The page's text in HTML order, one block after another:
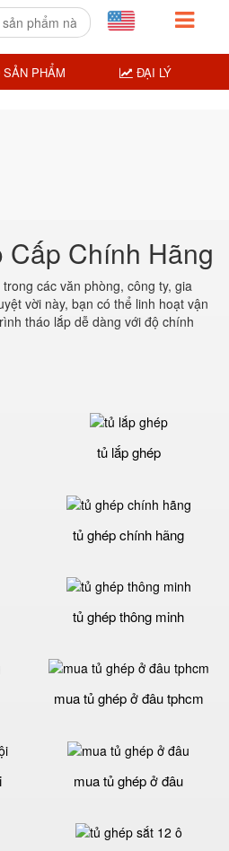
Cấp Chính Hãng
các văn phòng, công ty, gia
vời này, bạn có thể linh hoạt vận
tháo lắp dễ dàng với độ chính
tủ lắp ghép
tủ ghép chính hãng
tủ ghép thông minh
mua tủ ghép ở đâu tphcm
mua tủ ghép ở đâu
SẢN PHẨM ĐẠI LÝ